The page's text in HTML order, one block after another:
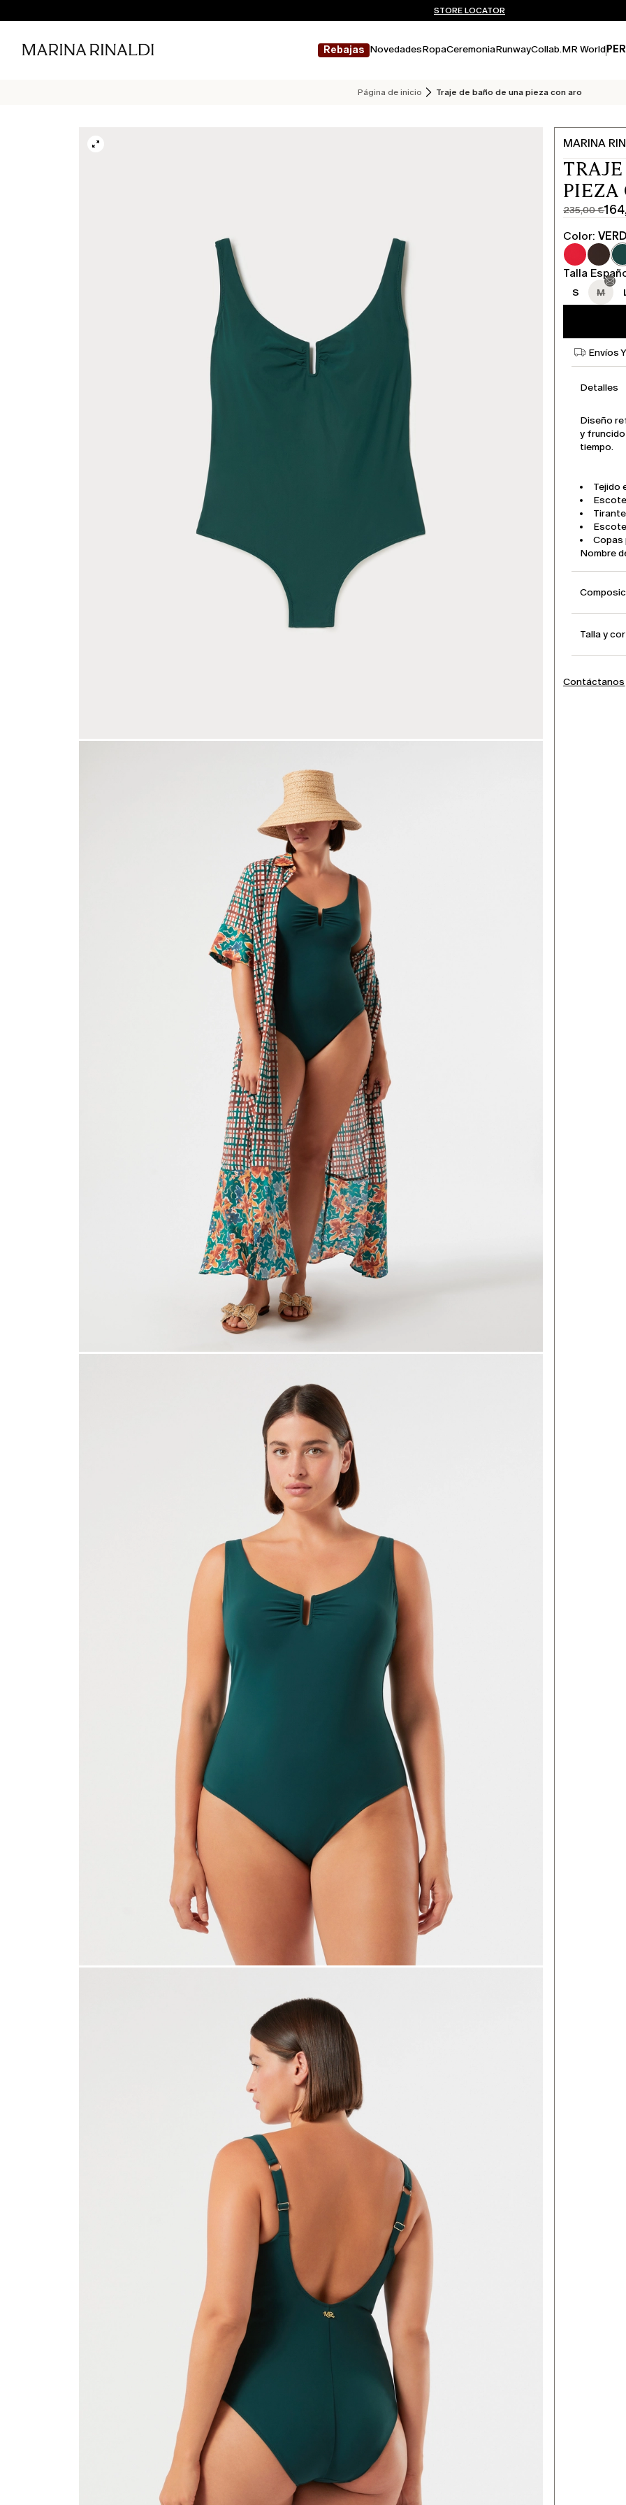
ENVÍO Y DEVOLUCIONES GRATUITOS
¿No tienes una cuenta? REGÍSTRATE AHORA
STORE LOCATOR
Rebajas NovedadesRopaCeremoniaRunwayCollab.MR World
Página de inicio Traje de baño de una pieza con aro
MARINA
PIEZA
235,00 €
Precio
original
235,00
€
Precio
actual
164,00
€
Color:
Talla
S M
Envíos
Detalles
Diseño
y
tiempo.
Tejido
Copas
Nombre
Talla y
Contáctanos